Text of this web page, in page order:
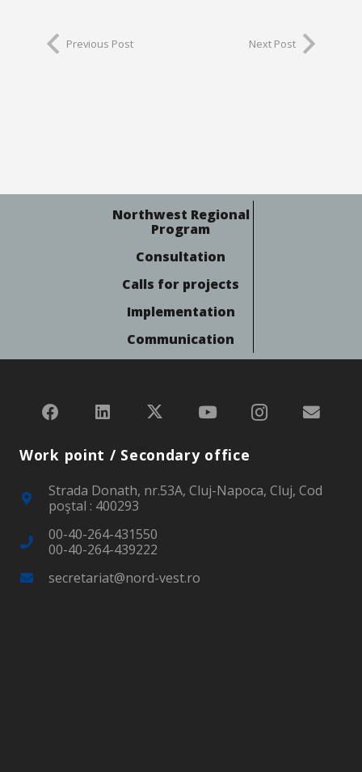
Previous Post Next Post
Northwest Regional
Program
Consultation
Calls for projects
Implementation
Communication
Work point / Secondary office
Strada Donath, nr.53A, Cluj-Napoca, Cluj, Cod
poştal : 400293
00-40-264-431550
00-40-264-439222
secretariat@nord-vest.ro